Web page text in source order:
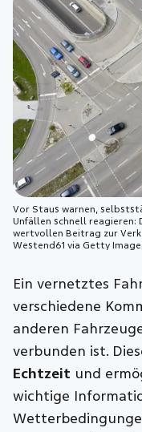
Vor Staus warnen,
Unfällen schnell reagieren:
wertvollen Beitrag zur
Westend61 via Getty
Ein vernetztes
verschiedene
anderen
verbunden ist.
Echtzeit und
wichtige